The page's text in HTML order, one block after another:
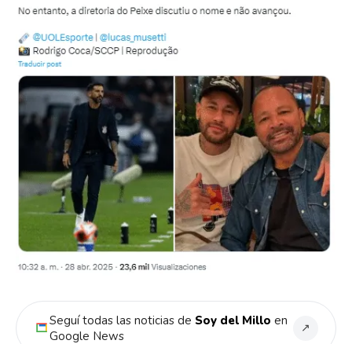
Seguí todas las noticias de Soy del Millo en
Google News
↗